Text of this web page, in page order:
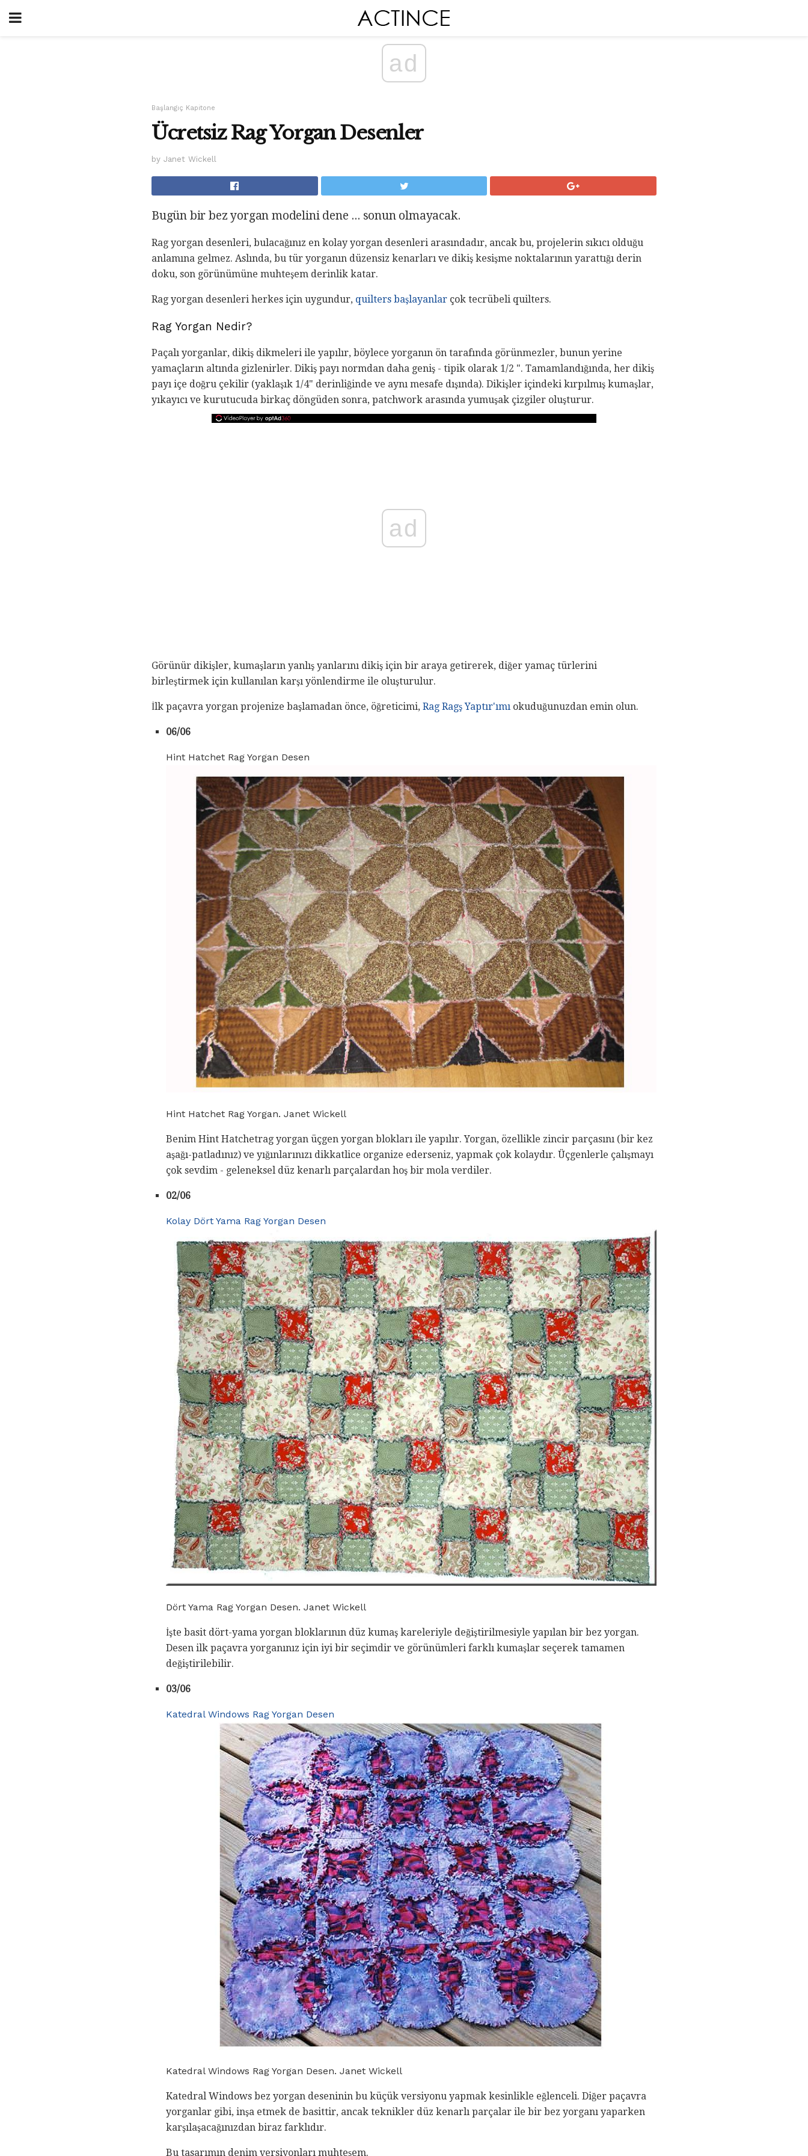
ad
Başlangıç ​​Kapitone
Ücretsiz Rag Yorgan Desenler
by Janet Wickell
Bugün bir bez yorgan modelini dene ... sonun olmayacak.
Rag yorgan desenleri, bulacağınız en kolay yorgan desenleri arasındadır, ancak bu, projelerin sıkıcı olduğu
anlamına gelmez. Aslında, bu tür yorganın düzensiz kenarları ve dikiş kesişme noktalarının yarattığı derin
doku, son görünümüne muhteşem derinlik katar.
Rag yorgan desenleri herkes için uygundur, quilters başlayanlar çok tecrübeli quilters.
Rag Yorgan Nedir?
Paçalı yorganlar, dikiş dikmeleri ile yapılır, böylece yorganın ön tarafında görünmezler, bunun yerine
yamaçların altında gizlenirler. Dikiş payı normdan daha geniş - tipik olarak 1/2 ". Tamamlandığında, her dikiş
payı içe doğru çekilir (yaklaşık 1/4" derinliğinde ve aynı mesafe dışında). Dikişler içindeki kırpılmış kumaşlar,
yıkayıcı ve kurutucuda birkaç döngüden sonra, patchwork arasında yumuşak çizgiler oluşturur.
ad
Görünür dikişler, kumaşların yanlış yanlarını dikiş için bir araya getirerek, diğer yamaç türlerini
birleştirmek için kullanılan karşı yönlendirme ile oluşturulur.
İlk paçavra yorgan projenize başlamadan önce, öğreticimi, Rag Ragş Yaptır'ımı okuduğunuzdan emin olun.
06/06
Hint Hatchet Rag Yorgan Desen
Hint Hatchet Rag Yorgan. Janet Wickell
Benim Hint Hatchetrag yorgan üçgen yorgan blokları ile yapılır. Yorgan, özellikle zincir parçasını (bir kez
aşağı-patladınız) ve yığınlarınızı dikkatlice organize ederseniz, yapmak çok kolaydır. Üçgenlerle çalışmayı
çok sevdim - geleneksel düz kenarlı parçalardan hoş bir mola verdiler.
02/06
Kolay Dört Yama Rag Yorgan Desen
Dört Yama Rag Yorgan Desen. Janet Wickell
İşte basit dört-yama yorgan bloklarının düz kumaş kareleriyle değiştirilmesiyle yapılan bir bez yorgan.
Desen ilk paçavra yorganınız için iyi bir seçimdir ve görünümleri farklı kumaşlar seçerek tamamen
değiştirilebilir.
03/06
Katedral Windows Rag Yorgan Desen
Katedral Windows Rag Yorgan Desen. Janet Wickell
Katedral Windows bez yorgan deseninin bu küçük versiyonu yapmak kesinlikle eğlenceli. Diğer paçavra
yorganlar gibi, inşa etmek de basittir, ancak teknikler düz kenarlı parçalar ile bir bez yorganı yaparken
karşılaşacağınızdan biraz farklıdır.
Bu tasarımın denim versiyonları muhteşem.